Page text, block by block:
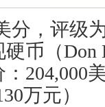
分，评级
币（Don
：204,000
万元）